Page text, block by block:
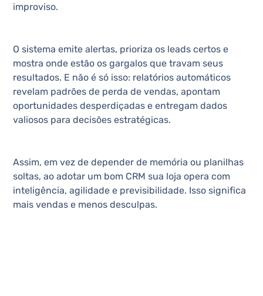
improviso.
O sistema emite alertas, prioriza os leads certos e
mostra onde estão os gargalos que travam seus
resultados. E não é só isso: relatórios automáticos
revelam padrões de perda de vendas, apontam
oportunidades desperdiçadas e entregam dados
valiosos para decisões estratégicas.
Assim, em vez de depender de memória ou planilhas
soltas, ao adotar um bom CRM sua loja opera com
inteligência, agilidade e previsibilidade. Isso significa
mais vendas e menos desculpas.